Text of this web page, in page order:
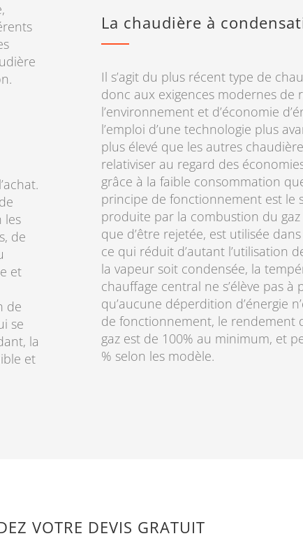
les
de
et
de
se
la
et
La chaudière à
Il s’agit du plus récent type de
donc aux exigences modernes de
l’environnement et d’économie
l’emploi d’une technologie plus
plus élevé que les autres
relativiser au regard des
grâce à la faible consommation
principe de fonctionnement est le
produite par la combustion du
que d’être rejetée, est utilisée
ce qui réduit d’autant l’utilisation
la vapeur soit condensée, la
chauffage central ne s’élève pas à
qu’aucune déperdition d’énergie
de fonctionnement, le rendement
gaz est de 100% au minimum, et
% selon les modèle.
VOTRE DEVIS GRATUIT